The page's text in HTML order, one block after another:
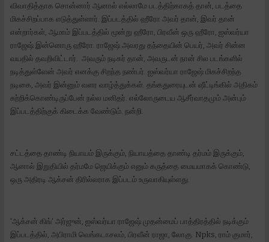
விவாதித்தாக சொன்னார் ஆனால் எல்லாமே படத்திற்காகத் தான், படத்தை
மிகச்சிறப்பாக எடுத்துள்ளார். இப்படத்தில் ஹீரோ அவர் தான், இவர் தான்
என்றார்கள், ஆமாம் இப்படத்தில் மூன்று ஹீரோ, பிரவீன் ஒரு ஹீரோ, ஐஸ்வர்யா
ராஜேஷ் இன்னொரு ஹீரோ. ராஜேஷ் அவரது தந்தையின் பெயர், அவர் சின்ன
வயதில் தவறிவிட்டார். அவரும் நடிகர் தான், அவருடன் நான் சில படங்களில்
நடித்துள்ளேன் அவர் எனக்கு சிறந்த நண்பர். ஐஸ்வர்யா ராஜேஷ் மிகச்சிறந்த
நடிகை, அவர் இன்னும் வளர வாழ்த்துக்கள். தங்கதுரையுடன் ஷீட்டிங்கில் அதிகம்
சுற்றிக்கொண்டிருப்பேன் நல்ல மனிதர். எல்லோருடைய ஆசீர்வாதமும் அன்பும்
இப்படத்திற்குக் கிடைக்க வேண்டும். நன்றி.
சட்டத்தை தாண்டி நியாயம் இருக்கும், நியாயத்தை தாண்டி தர்மம் இருக்கும்,
ஆனால் இறுதியில் தர்மமே ஜெயிக்கும் எனும் கருத்தை மையமாகக் கொண்டு,
ஒரு அதிரடி ஆக்சன் திரில்லராக இப்படம் உருவாகியுள்ளது.
'ஆக்சன் கிங்' அர்ஜுன், ஐஸ்வர்யா ராஜேஷ் முதன்மைப் பாத்திரத்தில் நடிக்கும்
இப்படத்தில், அபிராமி வெங்கடாசலம், பிரவீன் ராஜா, லோகு. Npks, ராம் குமார்,